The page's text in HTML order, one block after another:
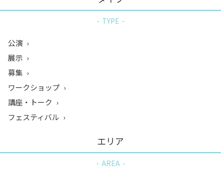
TYPE
公演
展示
募集
ワークショップ
講座・トーク
フェスティバル
エリア
AREA